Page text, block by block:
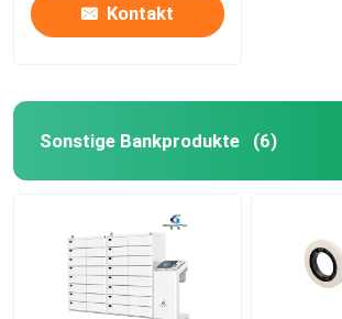
Kontakt
Sonstige Bankprodukte (6)